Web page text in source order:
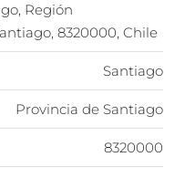
Región
8320000, Chile
Santiago
Provincia de Santiago
8320000